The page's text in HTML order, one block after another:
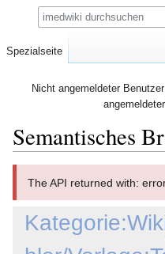
Nicht angemeldeter
Semantisches
Navigation
Suche
The API returned with:
Spezialseite
Suche